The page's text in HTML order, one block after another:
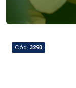
Cód. 3293